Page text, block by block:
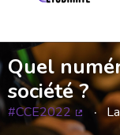
Quel
société ?
#CCE2022
(Lien